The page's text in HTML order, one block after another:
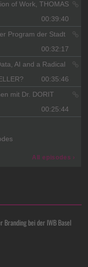
Branding bei der IWB Basel